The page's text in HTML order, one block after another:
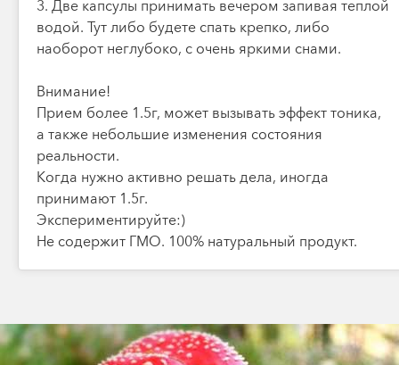
3. Две капсулы принимать вечером запивая теплой
водой. Тут либо будете спать крепко, либо
наоборот неглубоко, с очень яркими снами.
Внимание!
Прием более 1.5г, может вызывать эффект тоника,
а также небольшие изменения состояния
реальности.
Когда нужно активно решать дела, иногда
принимают 1.5г.
Экспериментируйте:)
Не содержит ГМО. 100% натуральный продукт.